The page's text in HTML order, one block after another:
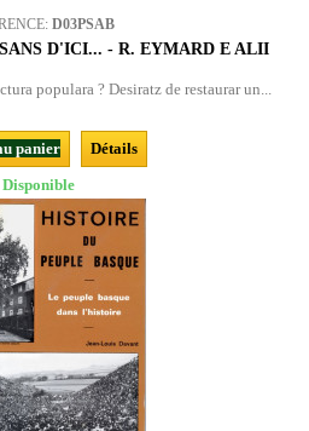
D03PSAB
D'ICI... - R. EYMARD E ALII
populara ? Desiratz de restaurar un...
panier
Détails
Disponible